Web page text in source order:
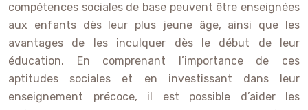
compétences sociales de base peuvent être enseignées
aux enfants dès leur plus jeune âge, ainsi que les
avantages de les inculquer dès le début de leur
éducation. En comprenant l’importance de ces
aptitudes sociales et en investissant dans leur
enseignement précoce, il est possible d’aider les